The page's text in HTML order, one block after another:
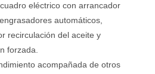
eléctrico con arrancador
automáticos,
recirculación del aceite y
forzada.
acompañada de otros